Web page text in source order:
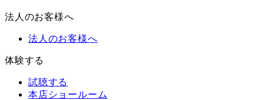
法人のお客様へ
法人のお客様へ
体験する
試聴する
本店ショールーム